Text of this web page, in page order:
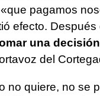
pagamos
efecto.
una
del
no quiere, no se